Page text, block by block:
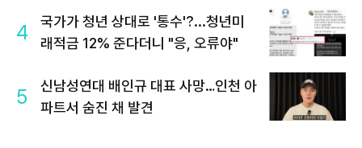
4
국가가 청년 상대로 '통수'?...청년미
래적금 12% 준다더니 "응, 오류야"
5
신남성연대 배인규 대표 사망…인천 아
파트서 숨진 채 발견